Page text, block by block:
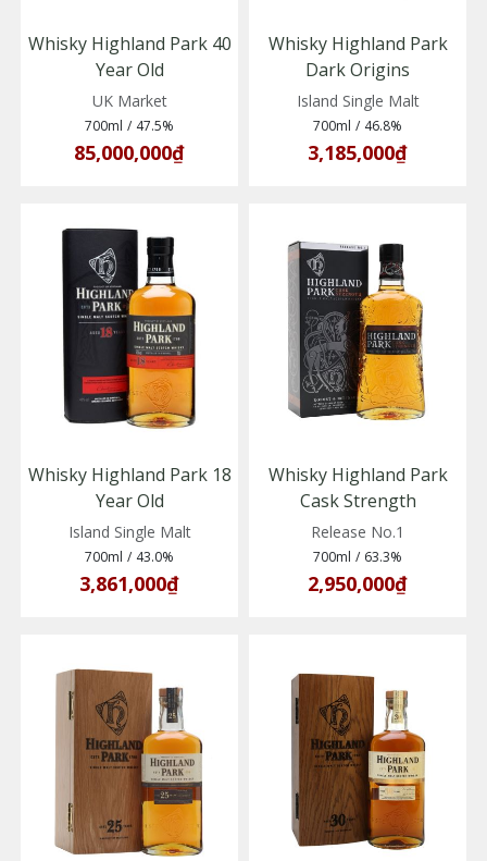
Whisky Highland Park 40
Year Old
(5010314308735)
UK Market
700ml / 47.5%
85,000,000₫
Whisky Highland Park
Dark Origins
(5010314301699)
Island Single Malt
700ml / 46.8%
3,185,000₫
Whisky Highland Park 18
Year Old
(5010314005108)
Island Single Malt
700ml / 43.0%
3,861,000₫
Whisky Highland Park
Cask Strength
(5010314311360)
Release No.1
700ml / 63.3%
2,950,000₫